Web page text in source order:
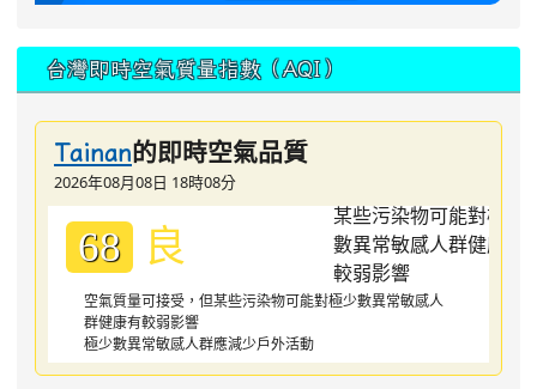
台灣即時空氣質量指數（AQI）
Tainan的即時空氣品質
2026年08月08日 18時08分
68 良
空氣質量可接受，但某些污染物可能對極少數異常敏感人
群健康有較弱影響
極少數異常敏感人群應減少戶外活動